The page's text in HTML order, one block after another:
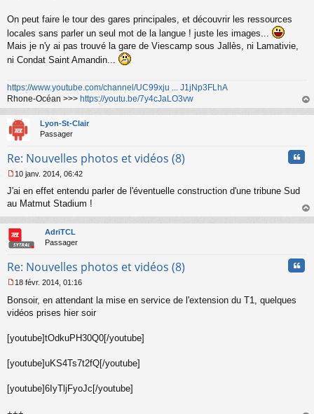
On peut faire le tour des gares principales, et découvrir les ressources
locales sans parler un seul mot de la langue ! juste les images...
Mais je n'y ai pas trouvé la gare de Viescamp sous Jallès, ni Lamativie,
ni Condat Saint Amandin...
https://www.youtube.com/channel/UC99xju ... J1jNp3FLhA
Rhone-Océan >>> https://youtu.be/7y4cJaLO3vw
au
Lyon-St-Clair
Passager
Re: Nouvelles photos et vidéos (8)
e
s
a
g
e
o
l
u
10 janv. 2014, 06:42
J'ai en effet entendu parler de l'éventuelle construction d'une tribune Sud
au Matmut Stadium !
au
AdriTCL
Passager
Re: Nouvelles photos et vidéos (8)
e
s
g
n
18 févr. 2014, 01:16
Bonsoir, en attendant la mise en service de l'extension du T1, quelques
vidéos prises hier soir
[youtube]tOdkuPH30Q0[/youtube]
[youtube]uKS4Ts7t2fQ[/youtube]
[youtube]6IyTljFyoJc[/youtube]